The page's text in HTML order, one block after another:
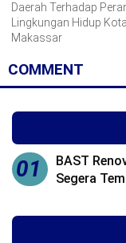
Daerah Terhadap
Lingkungan Hidup Kota
Makassar
COMMENT
01
BAST
Segera